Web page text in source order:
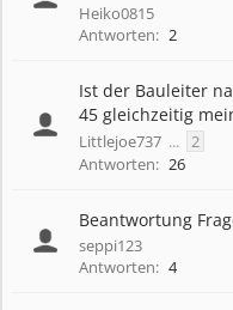
Heiko0815
Antworten: 2
Ist der Bauleiter
45 gleichzeitig
Littlejoe737 ... 2
Antworten: 26
Beantwortung
seppi123
Antworten: 4